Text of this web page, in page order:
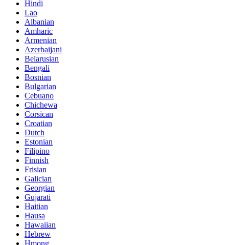
Hindi
Lao
Albanian
Amharic
Armenian
Azerbaijani
Belarusian
Bengali
Bosnian
Bulgarian
Cebuano
Chichewa
Corsican
Croatian
Dutch
Estonian
Filipino
Finnish
Frisian
Galician
Georgian
Gujarati
Haitian
Hausa
Hawaiian
Hebrew
Hmong